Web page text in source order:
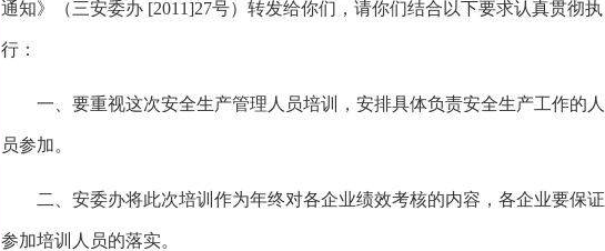
通知》（三安委办 [2011]27号）转发给你们，请你们结合以下要求认真贯彻执
行：
一、要重视这次安全生产管理人员培训，安排具体负责安全生产工作的人
员参加。
二、安委办将此次培训作为年终对各企业绩效考核的内容，各企业要保证
参加培训人员的落实。